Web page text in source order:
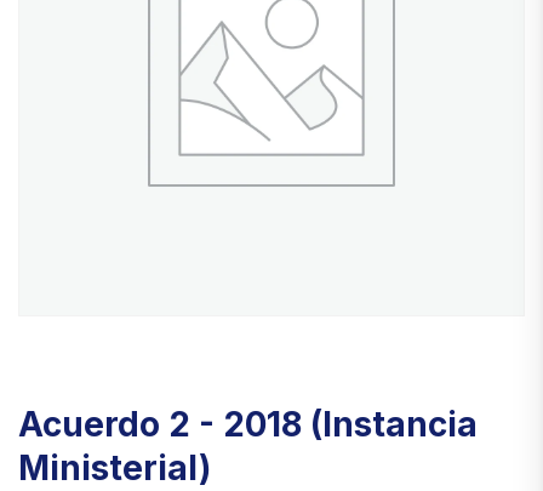
Acuerdo 2 - 2018 (Instancia
Ministerial)